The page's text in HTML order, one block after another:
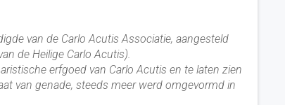
van de Carlo Acutis Associatie, aangesteld
de Heilige Carlo Acutis).
erfgoed van Carlo Acutis en te laten zien
van genade, steeds meer werd omgevormd in